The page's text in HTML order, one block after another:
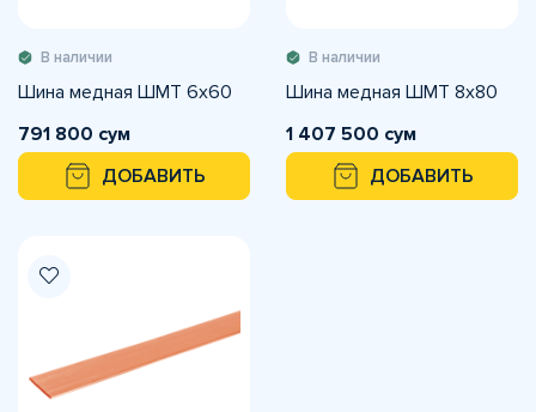
В наличии
Шина медная ШМТ 6х60
791 800 сум
ДОБАВИТЬ
В наличии
Шина медная ШМТ 8х80
1 407 500 сум
ДОБАВИТЬ